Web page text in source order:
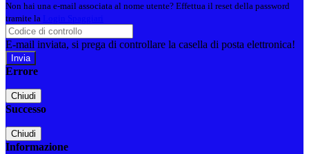
Non hai una e-mail associata al nome utente? Effettua il reset della password
tramite la
E-mail inviata, si prega di controllare la casella di posta elettronica!
Errore
Chiudi
Successo
Chiudi
Informazione